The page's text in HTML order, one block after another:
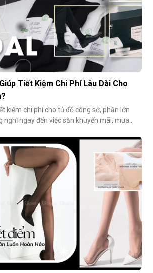
Tiết Kiệm Chi Phí Lâu Dài Cho
kiệm chi phí cho tủ đồ công sở, phần lớn
nghĩ ngay đến việc săn khuyến mãi, mua
vững và tinh tế hơn rất nhiều: đầu tư vào
món nhỏ nhất. Cụ thể hơn, tất modal